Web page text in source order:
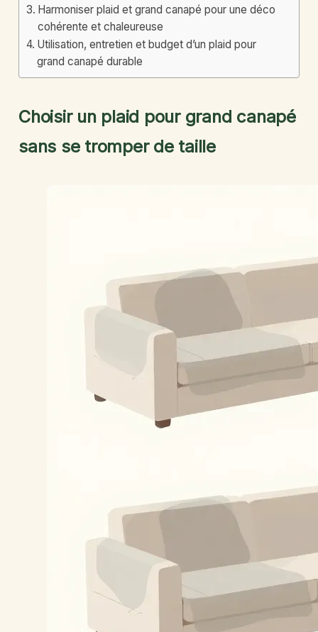
Harmoniser plaid et grand canapé pour une déco
cohérente et chaleureuse
Utilisation, entretien et budget d’un plaid pour
grand canapé durable
Choisir un plaid pour grand canapé
sans se tromper de taille